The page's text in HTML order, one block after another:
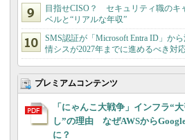
目指せCISO？ セキュリティ職のキ
ベルと“リアルな年収”
SMS認証が「Microsoft Entra ID」か
情シスが2027年までに進めるべき対
プレミアムコンテンツ
「にゃんこ大戦争」インフラ“
し”の理由 なぜAWSから
に？